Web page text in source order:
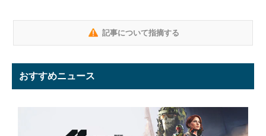
記事について指摘する
おすすめニュース